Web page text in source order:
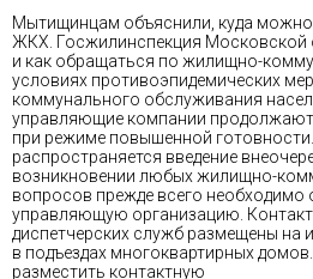
Мытищинцам объяснили, куда
ЖКХ. Госжилинспекция Московской
и как обращаться по жилищно-
условиях противоэпидемических
коммунального обслуживания
управляющие компании
при режиме повышенной
распространяется введение
возникновении любых жилищно-
вопросов прежде всего необходимо
управляющую организацию.
диспетчерских служб размещены на
в подъездах многоквартирных
разместить контактную